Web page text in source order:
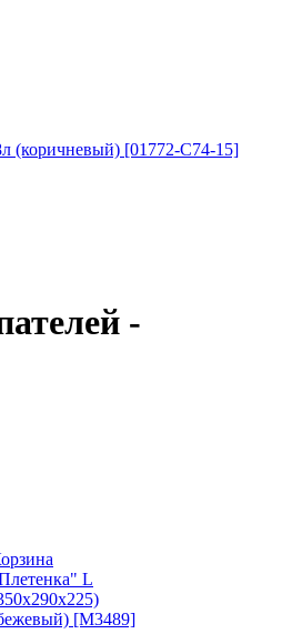
(коричневый) [01772-C74-15]
-
L
[M3489]